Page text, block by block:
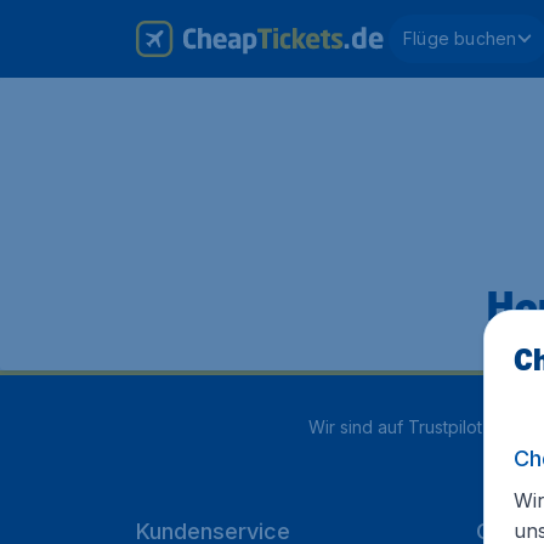
Flüge buchen
Wir sind auf Trustpilot mit
Kundenservice